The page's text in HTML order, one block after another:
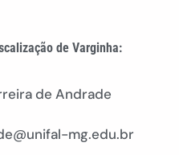
de Varginha:
de Andrade
mg.edu.br